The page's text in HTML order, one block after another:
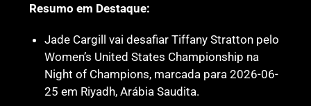
Resumo em Destaque:
Jade Cargill vai desafiar Tiffany Stratton pelo
Women’s United States Championship na
Night of Champions, marcada para 2026-06-
25 em Riyadh, Arábia Saudita.